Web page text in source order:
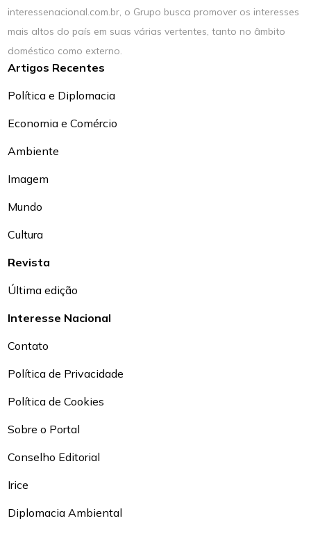
interessenacional.com.br, o Grupo busca promover os interesses
mais altos do país em suas várias vertentes, tanto no âmbito
doméstico como externo.
Artigos Recentes
Política e Diplomacia
Economia e Comércio
Ambiente
Imagem
Mundo
Cultura
Revista
Última edição
Interesse Nacional
Contato
Política de Privacidade
Política de Cookies
Sobre o Portal
Conselho Editorial
Irice
Diplomacia Ambiental